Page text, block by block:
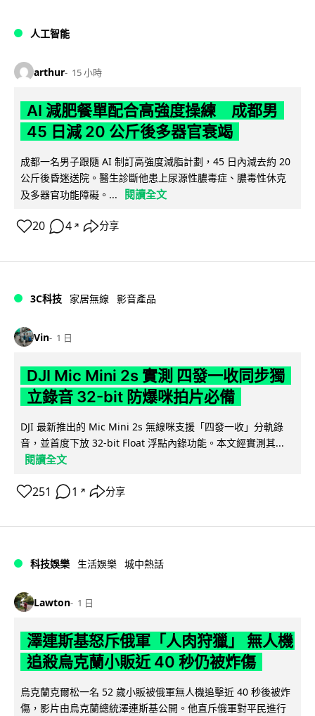
人工智能
arthur 15 小時
AI 減肥餐單配合高強度操練 成都男
45 日減 20 公斤後多器官衰竭
成都一名男子跟隨 AI 制訂高強度減脂計劃，45 日內減去約 20
公斤後昏迷送院。醫生診斷他患上尿源性膿毒症、膿毒性休克
及多器官功能障礙。...
閱讀全文
20 4 ↗ 分享
3C科技 家居無線 影音產品
Vin 1 日
DJI Mic Mini 2s 實測 四發一收同步獨
立錄音 32-bit 防爆咪拍片必備
DJI 最新推出的 Mic Mini 2s 無線咪支援「四發一收」分軌錄
音，並首度下放 32-bit Float 浮點內錄功能。本文經實測其...
閱讀全文
251 1 ↗ 分享
科技娛樂 生活娛樂 城中熱話
Lawton 1 日
澤連斯基怒斥俄軍「人肉狩獵」 無人機
追殺烏克蘭小販近 40 秒仍被炸傷
烏克蘭克爾松一名 52 歲小販被俄軍無人機追擊近 40 秒後被炸
傷，影片由烏克蘭總統澤連斯基公開。他直斥俄軍對平民進行